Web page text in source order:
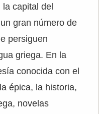
capital del
gran número de
persiguen
griega. En la
conocida con el
épica, la historia,
novelas